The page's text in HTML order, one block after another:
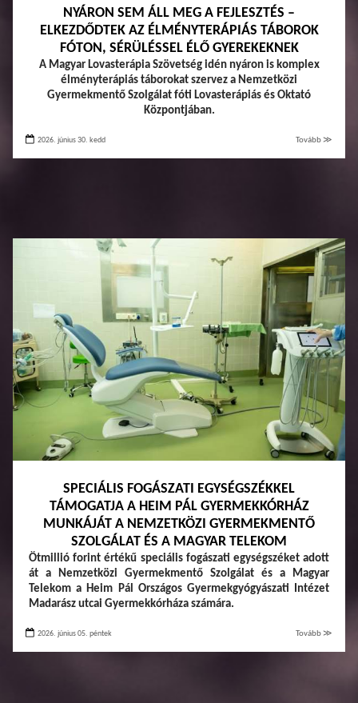
NYÁRON SEM ÁLL MEG A FEJLESZTÉS –
ELKEZDŐDTEK AZ ÉLMÉNYTERÁPIÁS TÁBOROK
FÓTON, SÉRÜLÉSSEL ÉLŐ GYEREKEKNEK
A Magyar Lovasterápia Szövetség idén nyáron is komplex
élményterápiás táborokat szervez a Nemzetközi
Gyermekmentő Szolgálat fóti Lovasterápiás és Oktató
Központjában.
2026. június 30. kedd Tovább ≫
SPECIÁLIS FOGÁSZATI EGYSÉGSZÉKKEL
TÁMOGATJA A HEIM PÁL GYERMEKKÓRHÁZ
MUNKÁJÁT A NEMZETKÖZI GYERMEKMENTŐ
SZOLGÁLAT ÉS A MAGYAR TELEKOM
Ötmillió forint értékű speciális fogászati egységszéket adott
át a Nemzetközi Gyermekmentő Szolgálat és a Magyar
Telekom a Heim Pál Országos Gyermekgyógyászati Intézet
Madarász utcai Gyermekkórháza számára.
2026. június 05. péntek Tovább ≫